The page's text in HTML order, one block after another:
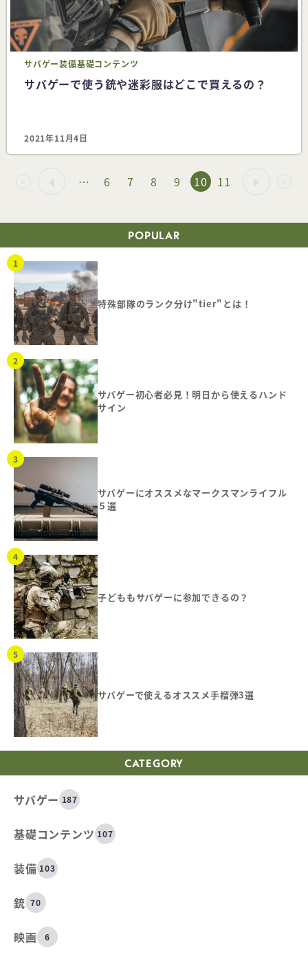
サバゲー装備基礎コンテンツ
サバゲーで使う銃や迷彩服はどこで買えるの？
2021年11月4日
… 6 7 8 9 10 11
POPULAR
特殊部隊のランク分け"tier"とは！
サバゲー初心者必見！明日から使えるハンド
サイン
サバゲーにオススメなマークスマンライフル
５選
子どももサバゲーに参加できるの？
サバゲーで使えるオススメ手榴弾3選
CATEGORY
サバゲー 187
基礎コンテンツ 107
装備 103
銃 70
映画 6